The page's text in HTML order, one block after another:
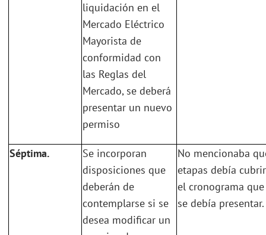
liquidación en el
Mercado Eléctrico
Mayorista de
conformidad con
las Reglas del
Mercado, se deberá
presentar un nuevo
permiso
Séptima.
Se incorporan
disposiciones que
deberán de
contemplarse si se
desea modificar un
No mencionaba
etapas debía cubrir
el cronograma que
se debía presentar.